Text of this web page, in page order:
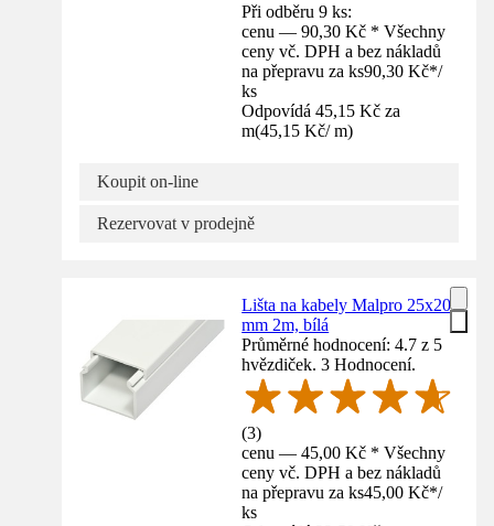
Při odběru 9 ks:
cenu — 90,30 Kč * Všechny
ceny vč. DPH a bez nákladů
na přepravu za ks90,30 Kč*/
ks
Odpovídá 45,15 Kč za
m(45,15 Kč/ m)
Koupit on-line
Rezervovat v prodejně
Lišta na kabely Malpro 25x20
mm 2m, bílá
Průměrné hodnocení: 4.7 z 5
hvězdiček. 3 Hodnocení.
(3)
cenu — 45,00 Kč * Všechny
ceny vč. DPH a bez nákladů
na přepravu za ks45,00 Kč*/
ks